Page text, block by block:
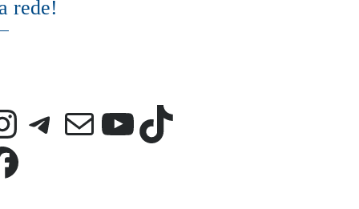
rede!
Telegram
E-mail
Youtube
TikTok